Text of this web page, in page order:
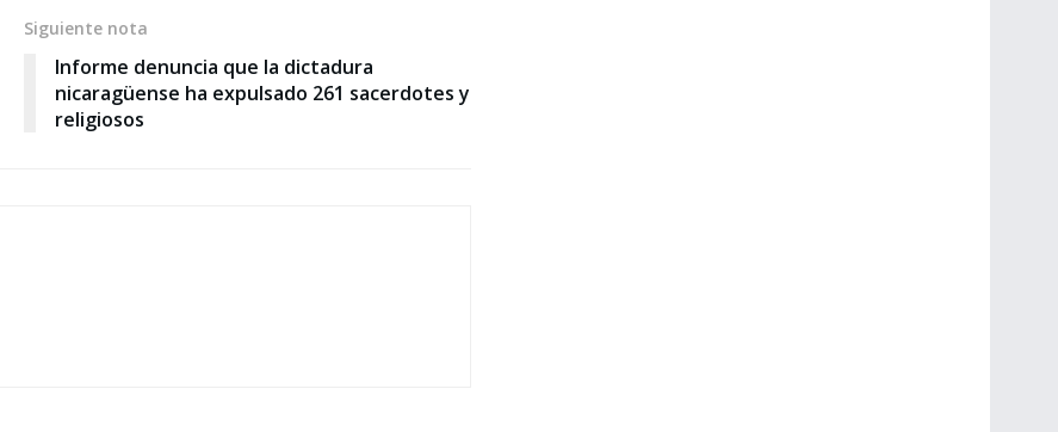
Siguiente nota
Informe denuncia que la dictadura
nicaragüense ha expulsado 261 sacerdotes y
religiosos